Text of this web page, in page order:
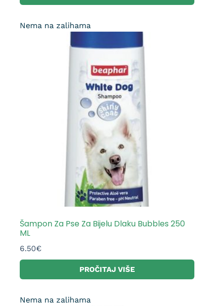
Nema na zalihama
Šampon Za Pse Za Bijelu Dlaku Bubbles 250
ML
6.50€
PROČITAJ VIŠE
Nema na zalihama